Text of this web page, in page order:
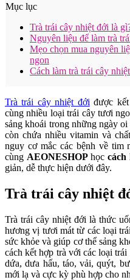
Mục lục
Trà trái cây nhiệt đới là
Nguyên liệu để làm trà
Mẹo chọn mua nguyên
ngon
Cách làm trà trái cây
Trà trái cây nhiệt đới được
cùng nhiều loại trái cây tươi
sảng khoái trong những ngày
còn chứa nhiều vitamin và
nguy cơ mắc các bệnh về
cùng AEONESHOPhọc cách
giản, dễ thực hiện dưới đây.
Trà trái cây nhiệt
Trà trái cây nhiệt đới là thức
hương vị tươi mát từ các loại
sức khỏe và giúp cơ thể sảng
cách kết hợp trà với các loại
dứa, dưa hấu, táo, vải, quýt,
mới lạ và cực kỳ phù hợp cho